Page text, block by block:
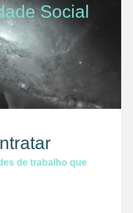
Social
de trabalho que